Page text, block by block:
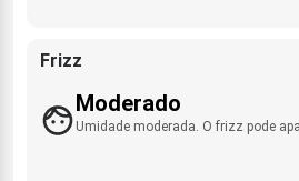
Frizz
Moderado
Umidade moderada. O frizz pode